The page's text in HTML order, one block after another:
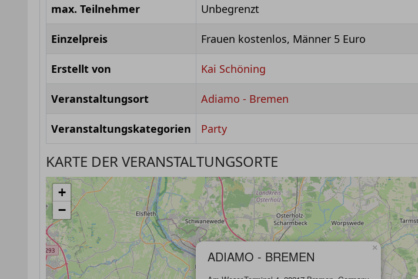
max. Teilnehmer Unbegrenzt
Einzelpreis Frauen kostenlos, Männer 5 Euro
Erstellt von Kai Schöning
Veranstaltungsort Adiamo - Bremen
Veranstaltungskategorien Party
KARTE DER VERANSTALTUNGSORTE
ADIAMO - BREMEN
×
+
−